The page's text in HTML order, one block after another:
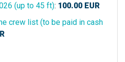
(up to 45 ft): 100.00 EUR
crew list (to be paid in cash